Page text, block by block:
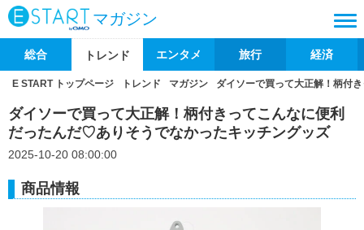
マガジン
総合 トレンド エンタメ 旅行 経済
E START トップページ トレンド マガジン ダイソーで買って大正解！柄付
ダイソーで買って大正解！柄付きってこんなに便利
だったんだ♡ありそうでなかったキッチングッズ
2025-10-20 08:00:00
商品情報